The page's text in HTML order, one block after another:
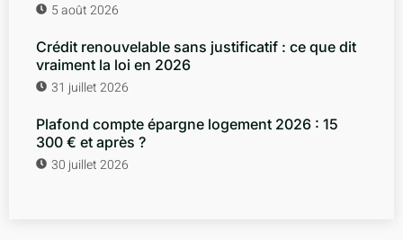
5 août 2026
Crédit renouvelable sans justificatif : ce que dit
vraiment la loi en 2026
31 juillet 2026
Plafond compte épargne logement 2026 : 15
300 € et après ?
30 juillet 2026